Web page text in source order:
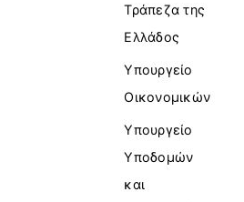
Τράπεζα της
Ελλάδος
Υπουργείο
Οικονομικών
Υπουργείο
Υποδομών
και